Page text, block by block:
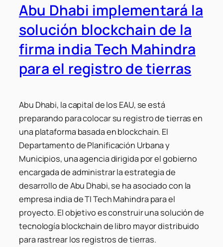
Abu Dhabi implementará la
solución blockchain de la
firma india Tech Mahindra
para el registro de tierras
Abu Dhabi, la capital de los EAU, se está
preparando para colocar su registro de tierras en
una plataforma basada en blockchain. El
Departamento de Planificación Urbana y
Municipios, una agencia dirigida por el gobierno
encargada de administrar la estrategia de
desarrollo de Abu Dhabi, se ha asociado con la
empresa india de TI Tech Mahindra para el
proyecto. El objetivo es construir una solución de
tecnología blockchain de libro mayor distribuido
para rastrear los registros de tierras.